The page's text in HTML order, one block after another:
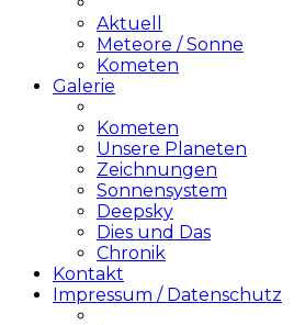
Aktuell
Meteore / Sonne
Kometen
Galerie
Kometen
Unsere Planeten
Zeichnungen
Sonnensystem
Deepsky
Dies und Das
Chronik
Kontakt
Impressum / Datenschutz